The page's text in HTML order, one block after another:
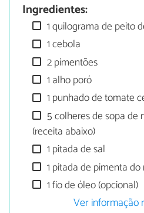
Ingredientes:
1 quilograma de peito
1 cebola
2 pimentões
1 alho poró
1 punhado de tomate
5 colheres de sopa de
(receita abaixo)
1 pitada de sal
1 pitada de pimenta do
1 fio de óleo (opcional)
Ver informação